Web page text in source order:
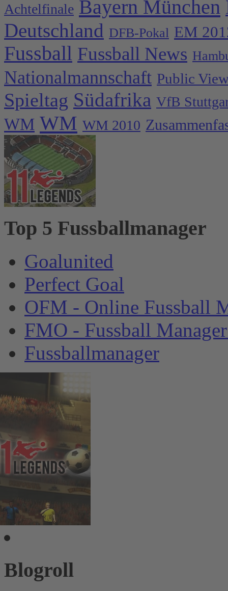
Achtelfinale Bayern München
Deutschland DFB-Pokal EM
Fussball Fussball News
Nationalmannschaft Public
Spieltag Südafrika VfB
WM WM WM 2010
Top 5 Fussballmanager
Goalunited
Perfect Goal
OFM - Online Fussball
FMO - Fussball
Fussballmanager
Blogroll